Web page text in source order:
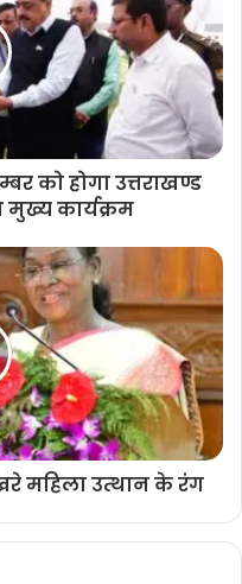
को होगा उत्तराखण्ड
कार्यक्रम
महिला उत्थान के रंग